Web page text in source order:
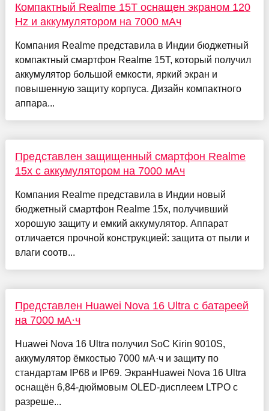
Компактный Realme 15T оснащен экраном 120
Hz и аккумулятором на 7000 мАч
Компания Realme представила в Индии бюджетный
компактный смартфон Realme 15T, который получил
аккумулятор большой емкости, яркий экран и
повышенную защиту корпуса. Дизайн компактного
аппара...
Представлен защищенный смартфон Realme
15x с аккумулятором на 7000 мАч
Компания Realme представила в Индии новый
бюджетный смартфон Realme 15x, получивший
хорошую защиту и емкий аккумулятор. Аппарат
отличается прочной конструкцией: защита от пыли и
влаги соотв...
Представлен Huawei Nova 16 Ultra с батареей
на 7000 мА·ч
Huawei Nova 16 Ultra получил SoC Kirin 9010S,
аккумулятор ёмкостью 7000 мА·ч и защиту по
стандартам IP68 и IP69. ЭкранHuawei Nova 16 Ultra
оснащён 6,84-дюймовым OLED-дисплеем LTPO с
разреше...